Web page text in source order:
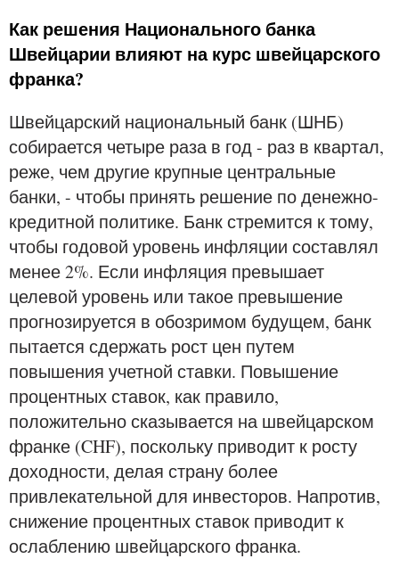
Как решения Национального банка
Швейцарии влияют на курс швейцарского
франка?
Швейцарский национальный банк (ШНБ)
собирается четыре раза в год - раз в квартал,
реже, чем другие крупные центральные
банки, - чтобы принять решение по денежно-
кредитной политике. Банк стремится к тому,
чтобы годовой уровень инфляции составлял
менее 2%. Если инфляция превышает
целевой уровень или такое превышение
прогнозируется в обозримом будущем, банк
пытается сдержать рост цен путем
повышения учетной ставки. Повышение
процентных ставок, как правило,
положительно сказывается на швейцарском
франке (CHF), поскольку приводит к росту
доходности, делая страну более
привлекательной для инвесторов. Напротив,
снижение процентных ставок приводит к
ослаблению швейцарского франка.